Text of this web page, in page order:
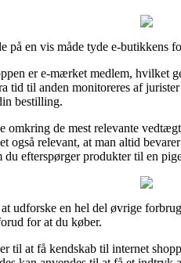
en vis måde tyde e-butikkens
er e-mærket medlem, hvilket
tid til anden monitoreres af
bestilling.
de mest relevante
også relevant, at man altid
efterspørger produkter til en
udforske en hel del øvrige
for at du køber.
til at få kendskab til internet